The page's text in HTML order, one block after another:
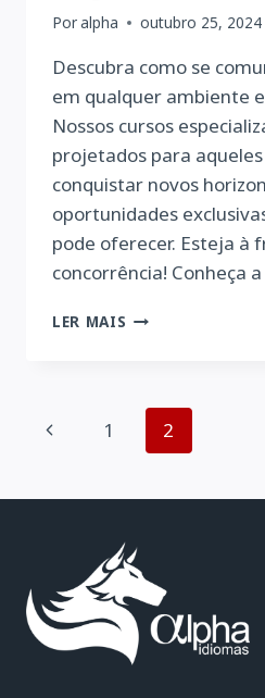
Poralpha outubro 25, 2024
Descubra como se
em qualquer ambiente
Nossos cursos
projetados para
conquistar novos
oportunidades
pode oferecer. Esteja à
concorrência! Conheça
LER MAIS IMPULSIONE
NOSSAS
AULAS
DE
Navegação
Página
Página
1 2